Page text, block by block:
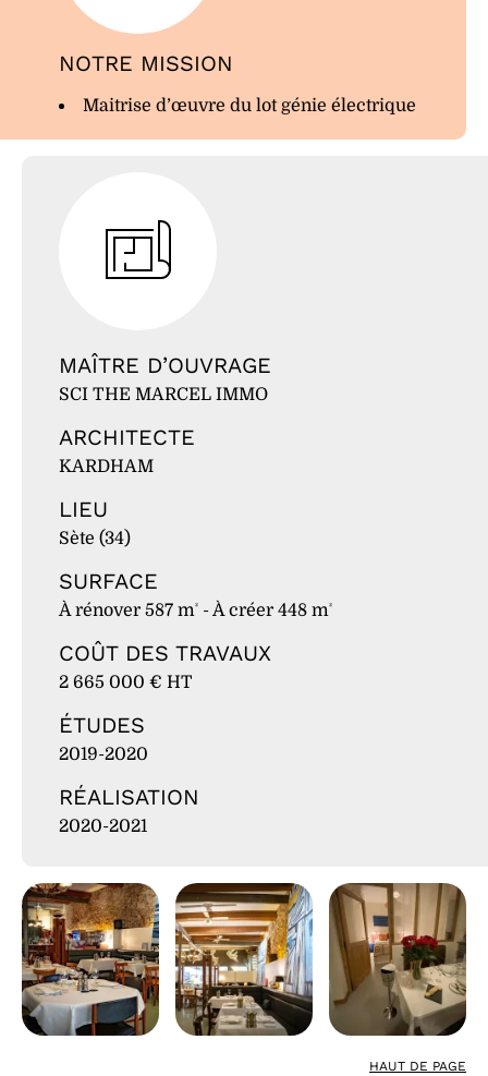
NOTRE MISSION
Maitrise d’œuvre du lot génie électrique
MAÎTRE D’OUVRAGE
SCI THE MARCEL IMMO
ARCHITECTE
KARDHAM
LIEU
Sète (34)
SURFACE
À rénover 587 m² - À créer 448 m²
COÛT DES TRAVAUX
2 665 000 € HT
ÉTUDES
2019-2020
RÉALISATION
2020-2021
HAUT DE PAGE